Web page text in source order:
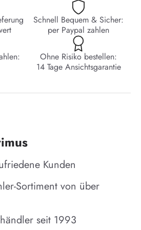
Schnell Bequem & Sicher:
per Paypal zahlen
Ohne Risiko bestellen:
14 Tage Ansichtsgarantie
Kunden
Sortiment von über
seit 1993